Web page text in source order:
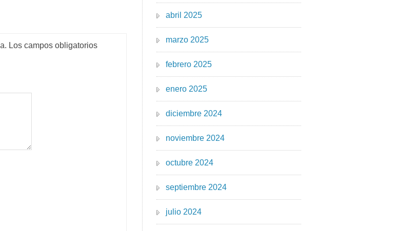
Los campos obligatorios
abril 2025
marzo 2025
febrero 2025
enero 2025
diciembre 2024
noviembre 2024
octubre 2024
septiembre 2024
julio 2024